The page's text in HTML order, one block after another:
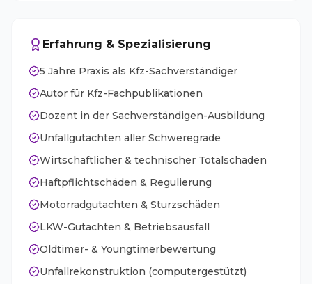
Erfahrung & Spezialisierung
5 Jahre Praxis als Kfz-Sachverständiger
Autor für Kfz-Fachpublikationen
Dozent in der Sachverständigen-Ausbildung
Unfallgutachten aller Schweregrade
Wirtschaftlicher & technischer Totalschaden
Haftpflichtschäden & Regulierung
Motorradgutachten & Sturzschäden
LKW-Gutachten & Betriebsausfall
Oldtimer- & Youngtimerbewertung
Unfallrekonstruktion (computergestützt)